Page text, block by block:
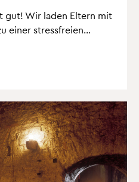
gut! Wir laden El­tern mit
einer stress­frei­en...